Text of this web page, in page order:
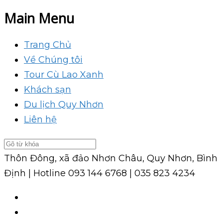
Main Menu
Trang Chủ
Về Chúng tôi
Tour Cù Lao Xanh
Khách sạn
Du lịch Quy Nhơn
Liên hệ
Thôn Đông, xã đảo Nhơn Châu, Quy Nhơn, Bình
Định | Hotline 093 144 6768 | 035 823 4234